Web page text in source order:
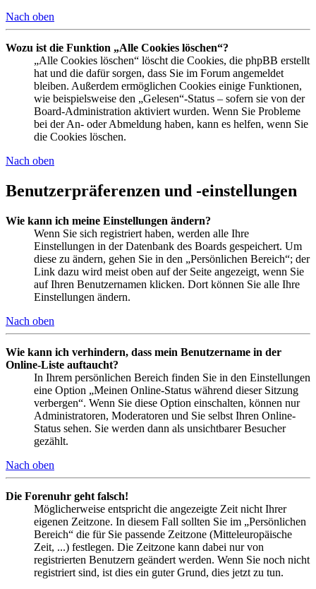
Nach oben
Wozu ist die Funktion „Alle Cookies löschen“?
„Alle Cookies löschen“ löscht die Cookies, die phpBB erstellt
hat und die dafür sorgen, dass Sie im Forum angemeldet
bleiben. Außerdem ermöglichen Cookies einige Funktionen,
wie beispielsweise den „Gelesen“-Status – sofern sie von der
Board-Administration aktiviert wurden. Wenn Sie Probleme
bei der An- oder Abmeldung haben, kann es helfen, wenn Sie
die Cookies löschen.
Nach oben
Benutzerpräferenzen und -einstellungen
Wie kann ich meine Einstellungen ändern?
Wenn Sie sich registriert haben, werden alle Ihre
Einstellungen in der Datenbank des Boards gespeichert. Um
diese zu ändern, gehen Sie in den „Persönlichen Bereich“; der
Link dazu wird meist oben auf der Seite angezeigt, wenn Sie
auf Ihren Benutzernamen klicken. Dort können Sie alle Ihre
Einstellungen ändern.
Nach oben
Wie kann ich verhindern, dass mein Benutzername in der
Online-Liste auftaucht?
In Ihrem persönlichen Bereich finden Sie in den Einstellungen
eine Option „Meinen Online-Status während dieser Sitzung
verbergen“. Wenn Sie diese Option einschalten, können nur
Administratoren, Moderatoren und Sie selbst Ihren Online-
Status sehen. Sie werden dann als unsichtbarer Besucher
gezählt.
Nach oben
Die Forenuhr geht falsch!
Möglicherweise entspricht die angezeigte Zeit nicht Ihrer
eigenen Zeitzone. In diesem Fall sollten Sie im „Persönlichen
Bereich“ die für Sie passende Zeitzone (Mitteleuropäische
Zeit, ...) festlegen. Die Zeitzone kann dabei nur von
registrierten Benutzern geändert werden. Wenn Sie noch nicht
registriert sind, ist dies ein guter Grund, dies jetzt zu tun.